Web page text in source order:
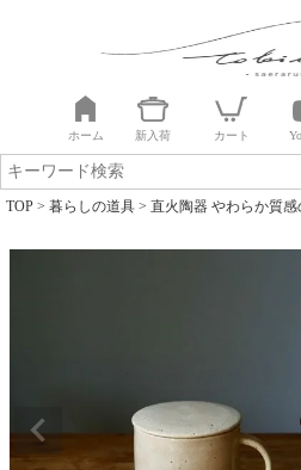
ホーム 新入荷 カート
TOP 暮らしの道具 直火陶器 やわらか質